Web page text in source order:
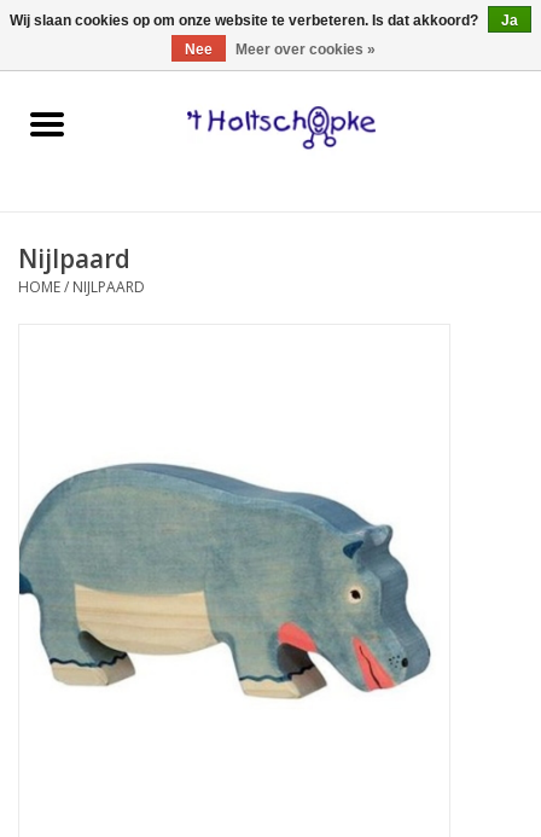
0 Artikelen - €0,00
Home
spellen
kinderkamer
eten & drinken
knuffels
Nijlpaard
HOME/ NIJLPAARD
Wij slaan cookies op om onze website te verbeteren. Is dat akkoord?
Ja
Nee
Meer over cookies »